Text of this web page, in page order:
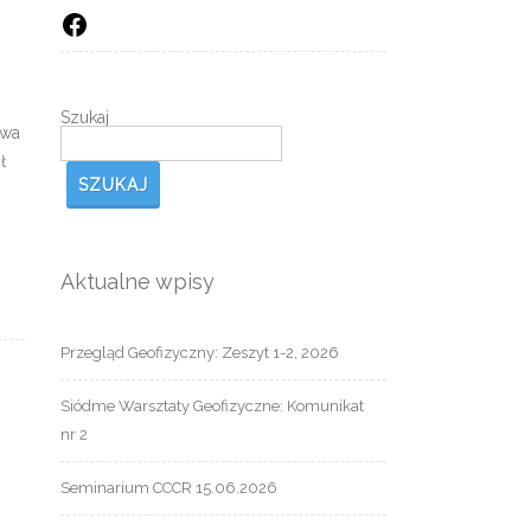
Szukaj
SZUKAJ
Aktualne wpisy
Przegląd Geofizyczny: Zeszyt 1-2, 2026
Siódme Warsztaty Geofizyczne: Komunikat
nr 2
Seminarium CCCR 15.06.2026